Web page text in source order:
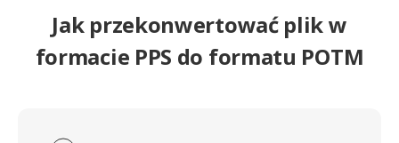
Jak przekonwertować plik w
formacie PPS do formatu POTM